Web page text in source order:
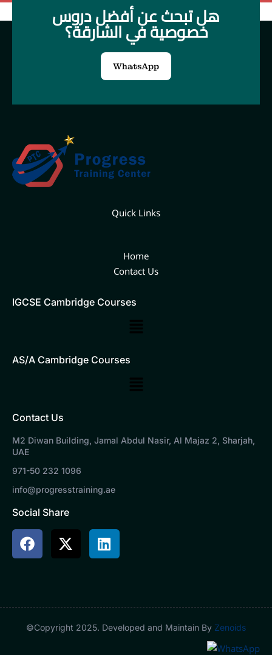
هل تبحث عن أفضل دروس
خصوصية في الشارقة؟
WhatsApp
Quick Links
Home
Contact Us
IGCSE Cambridge Courses
AS/A Cambridge Courses
Contact Us
M2 Diwan Building, Jamal Abdul Nasir, Al Majaz 2, Sharjah,
UAE
971-50 232 1096
info@progresstraining.ae
Social Share
©Copyright 2025. Developed and Maintain By Zenoids